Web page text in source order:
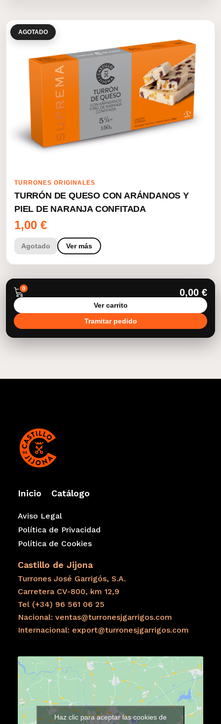
AGOTADO
TURRONES ORIGINALES
TURRÓN DE QUESO CON ARÁNDANOS Y
PIEL DE NARANJA CONFITADA
1,00 €
Agotado Ver más
0 0,00 €
Ver carrito
Tramitar pedido
Inicio Catálogo
Aviso Legal
Política de Privacidad
Política de Cookies
Castillo de Jijona
Turrones José Garrigós, S.A.
Carretera CV-800, km 12,9
Tel (+34) 96 561 06 25
Nacional: ventas@turronesjgarrigos.com
Internacional: export@turronesjgarrigos.com
Haz clic para aceptar las cookies de